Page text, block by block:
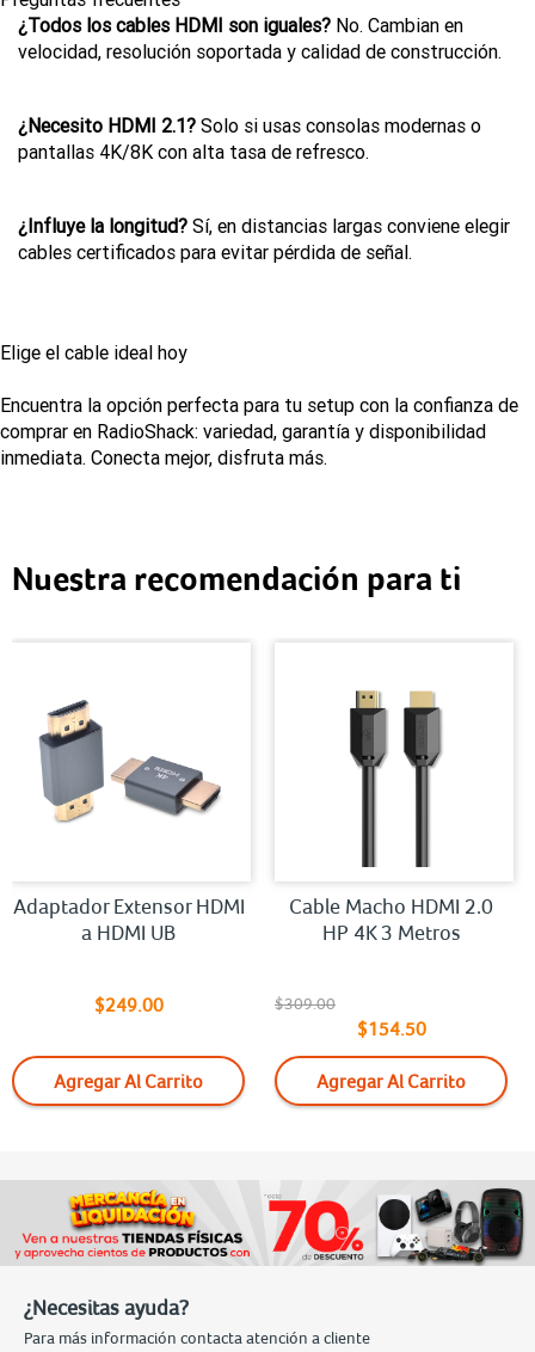
¿Todos los cables HDMI son iguales? No. Cambian en
velocidad, resolución soportada y calidad de construcción.
¿Necesito HDMI 2.1? Solo si usas consolas modernas o
pantallas 4K/8K con alta tasa de refresco.
¿Influye la longitud? Sí, en distancias largas conviene elegir
cables certificados para evitar pérdida de señal.
Elige el cable ideal hoy
Encuentra la opción perfecta para tu setup con la confianza de
comprar en RadioShack: variedad, garantía y disponibilidad
inmediata. Conecta mejor, disfruta más.
Nuestra recomendación para ti
Adaptador Extensor HDMI
a HDMI UB
$249.00
Agregar Al Carrito
Cable Macho HDMI 2.0
HP 4K 3 Metros
$309.00
$154.50
Agregar Al Carrito
¿Necesitas ayuda?
Para más información contacta atención a cliente